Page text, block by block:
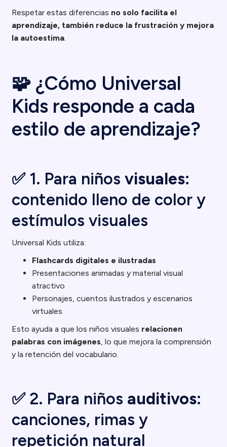
Respetar estas diferencias no solo facilita el
aprendizaje, también reduce la frustración y mejora
la autoestima.
🧩 ¿Cómo Universal
Kids responde a cada
estilo de aprendizaje?
✅ 1. Para niñosvisuales:
contenido lleno de color y
estímulos visuales
Universal Kids utiliza:
Flashcards digitales e ilustradas
Presentaciones animadas y material visual
atractivo
Personajes, cuentos ilustrados y escenarios
virtuales
Esto ayuda a que los niños visuales relacionen
palabras con imágenes, lo que mejora la comprensión
y la retención del vocabulario.
✅ 2. Para niños auditivos:
canciones, rimas y
repetición natural